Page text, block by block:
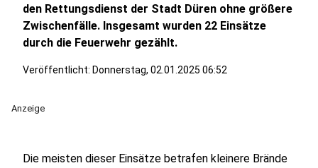
den Rettungsdienst der Stadt Düren ohne größere
Zwischenfälle. Insgesamt wurden 22 Einsätze
durch die Feuerwehr gezählt.
Veröffentlicht: Donnerstag, 02.01.2025 06:52
Anzeige
Die meisten dieser Einsätze betrafen kleinere Brände